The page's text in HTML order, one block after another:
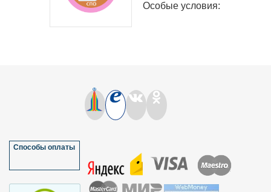
Особые условия: &nbs..
Способы оплаты